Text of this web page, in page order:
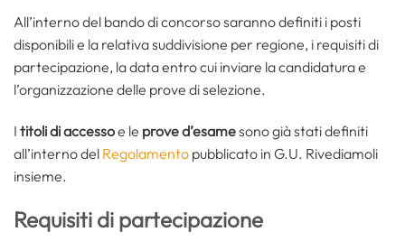
All’interno del bando di concorso saranno definiti i posti
disponibili e la relativa suddivisione per regione, i requisiti di
partecipazione, la data entro cui inviare la candidatura e
l’organizzazione delle prove di selezione.
I titoli di accessoe le prove d’esamesono già stati definiti
all’interno del Regolamento pubblicato in G.U. Rivediamoli
insieme.
Requisiti di partecipazione